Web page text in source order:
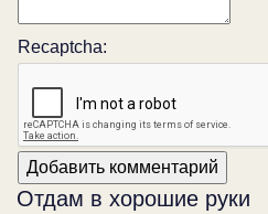
Recaptcha:
Отдам в хорошие руки